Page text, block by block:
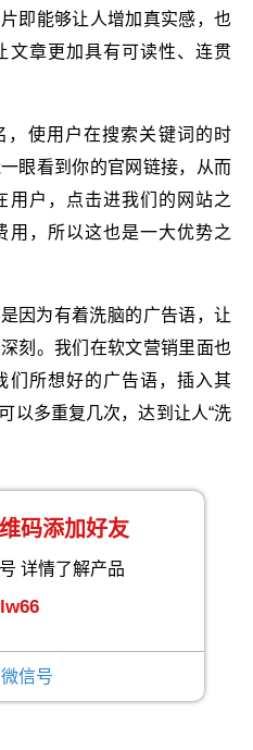
即能够让人增加真实感，也
文章更加具有可读性、连贯
，使用户在搜索关键词的时
眼看到你的官网链接，从而
用户，点击进我们的网站之
用，所以这也是一大优势之
因为有着洗脑的广告语，让
刻。我们在软文营销里面也
们所想好的广告语，插入其
以多重复几次，达到让人“洗
码添加好友
详情了解产品
信号